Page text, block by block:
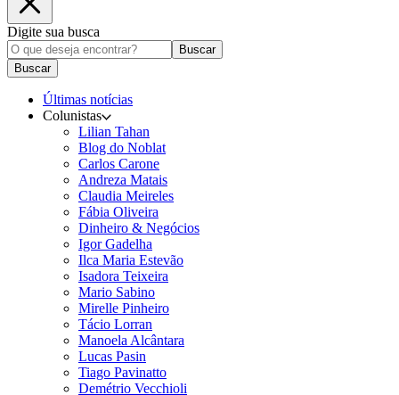
Digite sua busca
Buscar
Buscar
Últimas notícias
Colunistas
Lilian Tahan
Blog do Noblat
Carlos Carone
Andreza Matais
Claudia Meireles
Fábia Oliveira
Dinheiro & Negócios
Igor Gadelha
Ilca Maria Estevão
Isadora Teixeira
Mario Sabino
Mirelle Pinheiro
Tácio Lorran
Manoela Alcântara
Lucas Pasin
Tiago Pavinatto
Demétrio Vecchioli